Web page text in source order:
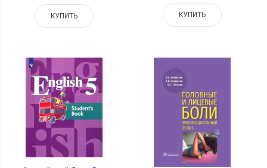
КУПИТЬ КУПИТЬ